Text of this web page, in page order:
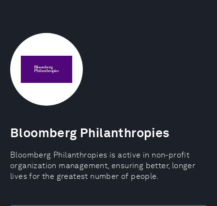
Bloomberg Philanthropies
Bloomberg Philanthropies is active in non-profit
organization management, ensuring better, longer
lives for the greatest number of people.